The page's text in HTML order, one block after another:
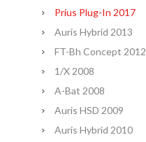
Prius Plug-In 2017
Auris Hybrid 2013
FT-Bh Concept 2012
1/X 2008
A-Bat 2008
Auris HSD 2009
Auris Hybrid 2010